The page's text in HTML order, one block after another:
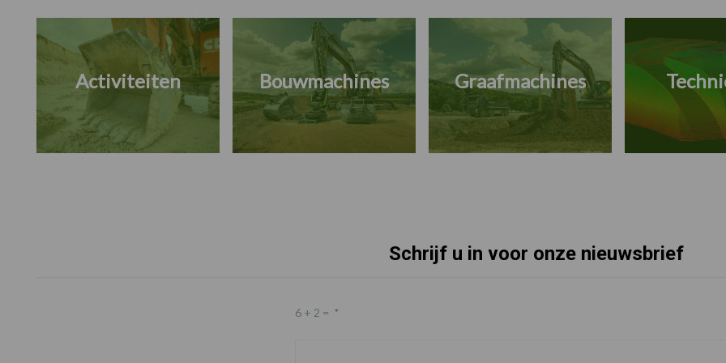
Activiteiten Bouwmachines Graafmachines
Schrijf u in voor onze nieuwsbrief
6 + 2 = *